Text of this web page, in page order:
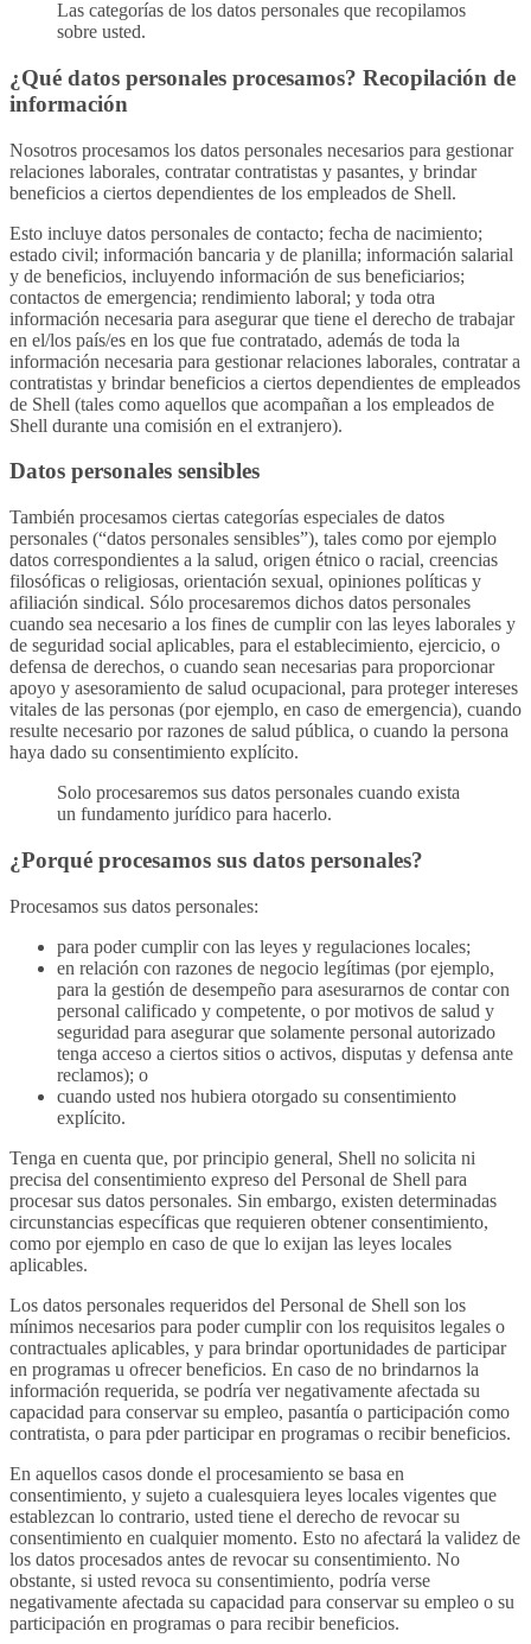
Las categorías de los datos personales que recopilamos
sobre usted.
¿Qué datos personales procesamos? Recopilación de
información
Nosotros procesamos los datos personales necesarios para gestionar
relaciones laborales, contratar contratistas y pasantes, y brindar
beneficios a ciertos dependientes de los empleados de Shell.
Esto incluye datos personales de contacto; fecha de nacimiento;
estado civil; información bancaria y de planilla; información salarial
y de beneficios, incluyendo información de sus beneficiarios;
contactos de emergencia; rendimiento laboral; y toda otra
información necesaria para asegurar que tiene el derecho de trabajar
en el/los país/es en los que fue contratado, además de toda la
información necesaria para gestionar relaciones laborales, contratar a
contratistas y brindar beneficios a ciertos dependientes de empleados
de Shell (tales como aquellos que acompañan a los empleados de
Shell durante una comisión en el extranjero).
Datos personales sensibles
También procesamos ciertas categorías especiales de datos
personales (“datos personales sensibles”), tales como por ejemplo
datos correspondientes a la salud, origen étnico o racial, creencias
filosóficas o religiosas, orientación sexual, opiniones políticas y
afiliación sindical. Sólo procesaremos dichos datos personales
cuando sea necesario a los fines de cumplir con las leyes laborales y
de seguridad social aplicables, para el establecimiento, ejercicio, o
defensa de derechos, o cuando sean necesarias para proporcionar
apoyo y asesoramiento de salud ocupacional, para proteger intereses
vitales de las personas (por ejemplo, en caso de emergencia), cuando
resulte necesario por razones de salud pública, o cuando la persona
haya dado su consentimiento explícito.
Solo procesaremos sus datos personales cuando exista
un fundamento jurídico para hacerlo.
¿Porqué procesamos sus datos personales?
Procesamos sus datos personales:
para poder cumplir con las leyes y regulaciones locales;
en relación con razones de negocio legítimas (por ejemplo,
para la gestión de desempeño para asesurarnos de contar con
personal calificado y competente, o por motivos de salud y
seguridad para asegurar que solamente personal autorizado
tenga acceso a ciertos sitios o activos, disputas y defensa ante
reclamos); o
cuando usted nos hubiera otorgado su consentimiento
explícito.
Tenga en cuenta que, por principio general, Shell no solicita ni
precisa del consentimiento expreso del Personal de Shell para
procesar sus datos personales. Sin embargo, existen determinadas
circunstancias específicas que requieren obtener consentimiento,
como por ejemplo en caso de que lo exijan las leyes locales
aplicables.
Los datos personales requeridos del Personal de Shell son los
mínimos necesarios para poder cumplir con los requisitos legales o
contractuales aplicables, y para brindar oportunidades de participar
en programas u ofrecer beneficios. En caso de no brindarnos la
información requerida, se podría ver negativamente afectada su
capacidad para conservar su empleo, pasantía o participación como
contratista, o para pder participar en programas o recibir beneficios.
En aquellos casos donde el procesamiento se basa en
consentimiento, y sujeto a cualesquiera leyes locales vigentes que
establezcan lo contrario, usted tiene el derecho de revocar su
consentimiento en cualquier momento. Esto no afectará la validez de
los datos procesados antes de revocar su consentimiento. No
obstante, si usted revoca su consentimiento, podría verse
negativamente afectada su capacidad para conservar su empleo o su
participación en programas o para recibir beneficios.